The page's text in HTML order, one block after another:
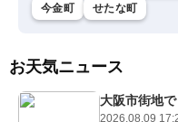
今金町
せたな町
お天気ニュース
大阪市街地
2026.08.09